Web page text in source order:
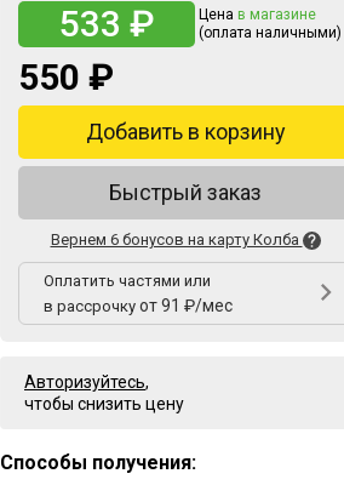
533 ₽ Цена в магазине
(оплата наличными)
550 ₽
Добавить в корзину
Быстрый заказ
Вернем 6 бонусов на карту Колба
Оплатить частями или
в рассрочку от 91 ₽/мес
Авторизуйтесь,
чтобы снизить цену
Способы получения: